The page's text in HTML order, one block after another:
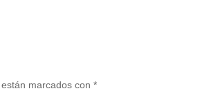
marcados con*